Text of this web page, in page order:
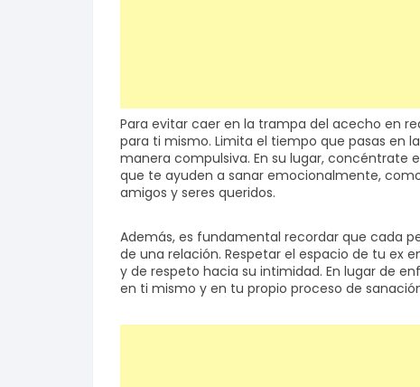
Para evitar caer en la trampa del acecho en
para ti mismo. Limita el tiempo que pasas en
manera compulsiva. En su lugar,
que te ayuden a sanar emocionalmente,
amigos y seres queridos.
Además, es fundamental recordar que cada
de una relación. Respetar el espacio de tu ex
y de respeto hacia su intimidad. En lugar de
en ti mismo y en tu propio proceso de